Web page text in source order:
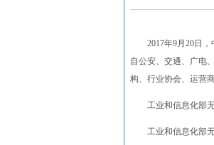
2017年9月20日，
自公安、交通、广电
构、行业协会、运营
工业和信息化部无
工业和信息化部无